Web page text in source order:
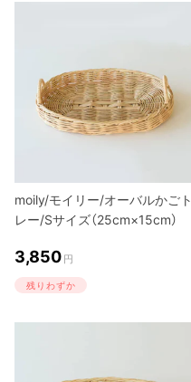
moily/モイリー/オーバルかごト
レー/Sサイズ（25cm×15cm）
3,850 円
残りわずか